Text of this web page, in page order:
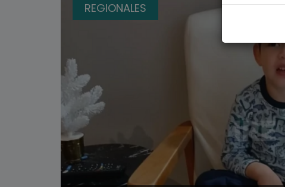
REGIONALES